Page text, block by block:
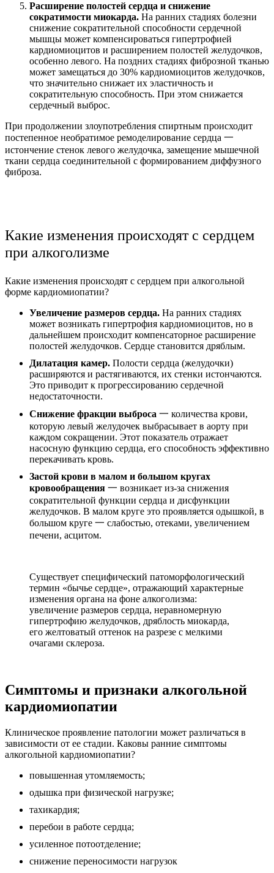
Расширение полостей сердца и снижение
сократимости миокарда. На ранних стадиях болезни
снижение сократительной способности сердечной
мышцы может компенсироваться гипертрофией
кардиомиоцитов и расширением полостей желудочков,
особенно левого. На поздних стадиях фиброзной тканью
может замещаться до 30% кардиомиоцитов желудочков,
что значительно снижает их эластичность и
сократительную способность. При этом снижается
сердечный выброс.
При продолжении злоупотребления спиртным происходит
постепенное необратимое ремоделирование сердца 一
истончение стенок левого желудочка, замещение мышечной
ткани сердца соединительной с формированием диффузного
фиброза.
Какие изменения происходят с сердцем
при алкоголизме
Какие изменения происходят с сердцем при алкогольной
форме кардиомиопатии?
Увеличение размеров сердца. На ранних стадиях
может возникать гипертрофия кардиомиоцитов, но в
дальнейшем происходит компенсаторное расширение
полостей желудочков. Сердце становится дряблым.
Дилатация камер. Полости сердца (желудочки)
расширяются и растягиваются, их стенки истончаются.
Это приводит к прогрессированию сердечной
недостаточности.
Снижение фракции выброса 一 количества крови,
которую левый желудочек выбрасывает в аорту при
каждом сокращении. Этот показатель отражает
насосную функцию сердца, его способность эффективно
перекачивать кровь.
Застой крови в малом и большом кругах
кровообращения 一 возникает из-за снижения
сократительной функции сердца и дисфункции
желудочков. В малом круге это проявляется одышкой, в
большом круге 一 слабостью, отеками, увеличением
печени, асцитом.
Существует специфический патоморфологический
термин «бычье сердце», отражающий характерные
изменения органа на фоне алкоголизма:
увеличение размеров сердца, неравномерную
гипертрофию желудочков, дряблость миокарда,
его желтоватый оттенок на разрезе с мелкими
очагами склероза.
Симптомы и признаки алкогольной
кардиомиопатии
Клиническое проявление патологии может различаться в
зависимости от ее стадии. Каковы ранние симптомы
алкогольной кардиомиопатии?
повышенная утомляемость;
одышка при физической нагрузке;
тахикардия;
перебои в работе сердца;
усиленное потоотделение;
снижение переносимости нагрузок